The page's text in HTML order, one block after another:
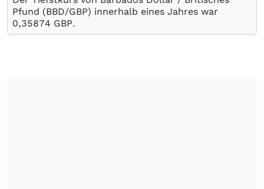
Pfund (BBD/GBP) innerhalb eines Jahres war
0,35874 GBP.